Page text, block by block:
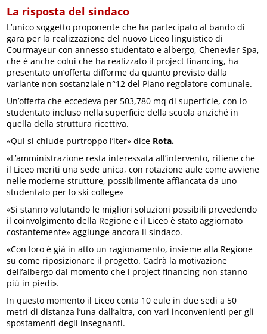
La risposta del sindaco
L’unico soggetto proponente che ha partecipato al bando di
gara per la realizzazione del nuovo Liceo linguistico di
Courmayeur con annesso studentato e albergo, Chenevier Spa,
che è anche colui che ha realizzato il project financing, ha
presentato un’offerta difforme da quanto previsto dalla
variante non sostanziale n°12 del Piano regolatore comunale.
Un’offerta che eccedeva per 503,780 mq di superficie, con lo
studentato incluso nella superficie della scuola anziché in
quella della struttura ricettiva.
«Qui si chiude purtroppo l’iter» dice Rota.
«L’amministrazione resta interessata all’intervento, ritiene che
il Liceo meriti una sede unica, con rotazione aule come avviene
nelle moderne strutture, possibilmente affiancata da uno
studentato per lo ski college»
«Si stanno valutando le migliori soluzioni possibili prevedendo
il coinvolgimento della Regione e il Liceo è stato aggiornato
costantemente» aggiunge ancora il sindaco.
«Con loro è già in atto un ragionamento, insieme alla Regione
su come riposizionare il progetto. Cadrà la motivazione
dell’albergo dal momento che i project financing non stanno
più in piedi».
In questo momento il Liceo conta 10 eule in due sedi a 50
metri di distanza l’una dall’altra, con vari inconvenienti per gli
spostamenti degli insegnanti.